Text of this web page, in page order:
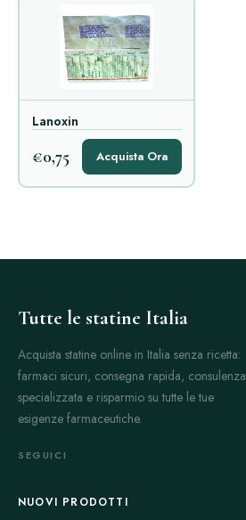
Lanoxin
€0,75 Acquista Ora
Tutte le statine Italia
Acquista statine online in Italia senza ricetta:
farmaci sicuri, consegna rapida, consulenza
specializzata e risparmio su tutte le tue
esigenze farmaceutiche.
SEGUICI
NUOVI PRODOTTI